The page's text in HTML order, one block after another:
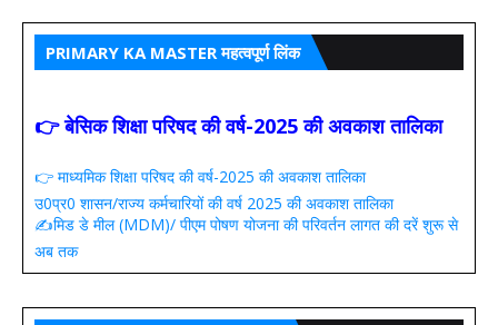
PRIMARY KA MASTER महत्वपूर्ण लिंक
👉 बेसिक शिक्षा परिषद की वर्ष-2025 की अवकाश तालिका
👉 माध्यमिक शिक्षा परिषद की वर्ष-2025 की अवकाश तालिका
उ0प्र0 शासन/राज्य कर्मचारियों की वर्ष 2025 की अवकाश तालिका
✍️मिड डे मील (MDM)/ पीएम पोषण योजना की परिवर्तन लागत की दरें शुरू से
अब तक